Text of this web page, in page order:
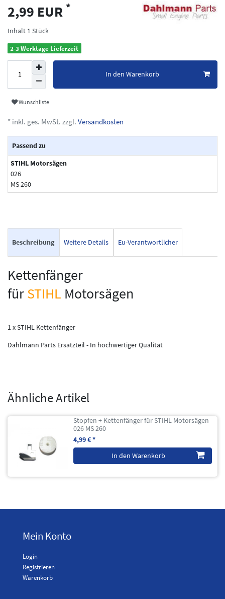
2,99 EUR *
Inhalt 1 Stück
2-3 Werktage Lieferzeit
In den Warenkorb
Wunschliste
* inkl. ges. MwSt. zzgl. Versandkosten
Passend zu
STIHL Motorsägen
026
MS 260
Beschreibung Weitere Details Eu-Verantwortlicher
Kettenfänger
fürSTIHL Motorsägen
1 x STIHL Kettenfänger
Dahlmann Parts Ersatzteil - In hochwertiger Qualität
Ähnliche Artikel
Stopfen + Kettenfänger für STIHL Motorsägen
026 MS 260
4,99 € *
In den Warenkorb
Mein Konto
Login
Registrieren
Warenkorb